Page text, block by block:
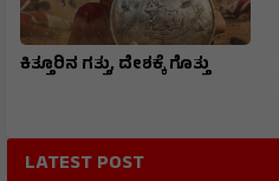
ಕಿತ್ತೂರಿನ ಗತ್ತು, ದೇಶಕ್ಕೆ ಗೊತ್ತು
LATEST POST